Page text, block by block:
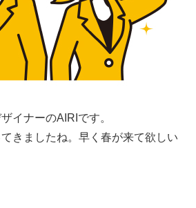
イナーのAIRIです。
きましたね。早く春が来て欲しい